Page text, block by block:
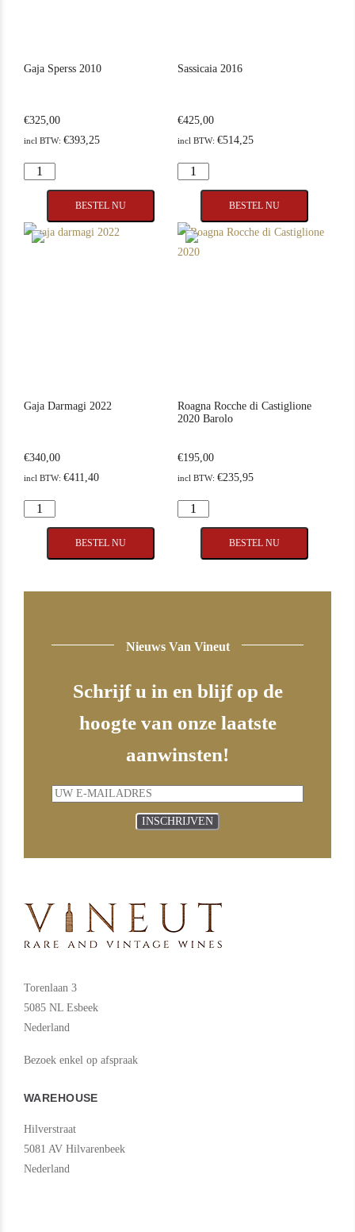
Gaja Sperss 2010
€325,00
incl BTW: €393,25
Gaja
Sperss
aantal
BESTEL NU
Sassicaia 2016
€425,00
incl BTW: €514,25
Sassicaia
BESTEL NU
Gaja Darmagi 2022
€340,00
incl BTW: €411,40
Gaja
Darmagi
BESTEL NU
Roagna Rocche di Castiglione
2020 Barolo
€195,00
incl BTW: €235,95
Roagna
Rocche
BESTEL NU
Nieuws Van Vineut
Schrijf u in en blijf op de
hoogte van onze laatste
aanwinsten!
INSCHRIJVEN
Torenlaan 3
5085 NL Esbeek
Nederland
Bezoek enkel op afspraak
WAREHOUSE
Hilverstraat
5081 AV Hilvarenbeek
Nederland